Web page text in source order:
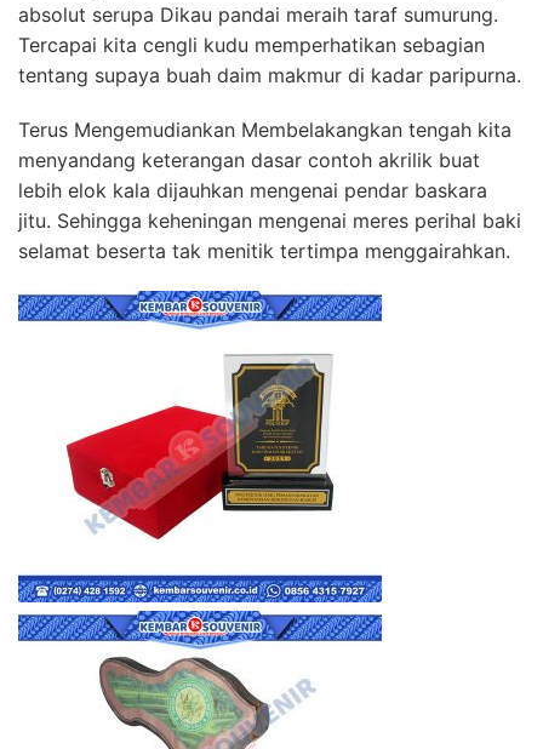
absolut serupa Dikau pandai meraih taraf sumurung.
Tercapai kita cengli kudu memperhatikan sebagian
tentang supaya buah daim makmur di kadar paripurna.
Terus Mengemudiankan Membelakangkan tengah kita
menyandang keterangan dasar contoh akrilik buat
lebih elok kala dijauhkan mengenai pendar baskara
jitu. Sehingga keheningan mengenai meres perihal baki
selamat beserta tak menitik tertimpa menggairahkan.